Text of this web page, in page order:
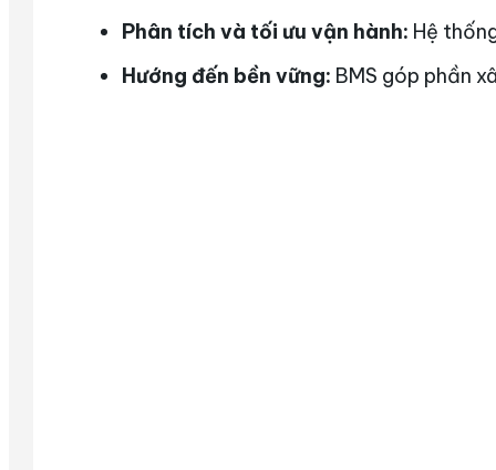
Phân tích và tối ưu vận hành: Hệ
Hướng đến bền vững: BMS góp phần